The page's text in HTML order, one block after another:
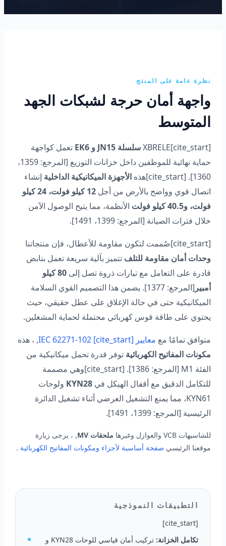
نظرة عامة على المنتج
واجهة أمان حرجة لشبكات الجهد
المتوسط
[cite_start]XBRELE سلسلة JN15 و EK6
تعمل كواجهة
حماية نهائية للموظفين داخل خزانات التوزيع [المرجع: 1359،
1360]. [cite_start]هذه
الأجهزة الميكانيكية الداخلية إنشاء
اتصال قوي وواضح بالأرض من أجل
12 كيلو فولت، 24 كيلو
فولت، و40.5 كيلو فولت
الأنظمة، مما يتيح الوصول الآمن
خلال فترات الصيانة [المرجع: 1399، 1491].
[cite_start]صُممت لتكون مقاومة للأعطال، فإن منتجاتنا
وحدات أمان مقاومة للتلف تتميز بآلية سريعة تعمل بنابض
قادرة على التعامل مع تيارات ذروة تصل إلى
80 كيلو
أمبير
[المرجع: 1377]. يضمن هذا التصميم القوي السلامة
الميكانيكية حتى في حالة الإغلاق على عطل حقيقي، حيث
يحتوي على طاقة قوس كهربائي محتملة لحماية المشغلين.
متوافق تمامًا مع معايير IEC 62271-102 [cite_start]
, ، هذه
مكونات المفاتيح الكهربائية توفر قدرة تحمل ميكانيكية من
الفئة M1 [المرجع: 1386]. [cite_start]وهي مصممة
للتكامل الدقيق مع أقفال الهيكل فيKYN28 ولوحات
KYN61، مما يمنع التشغيل العرضي أثناء تشغيل الدائرة
الرئيسية [المرجع: 1399، 1491].
للشاسيهات VCB والعوازل وغيرها ملحقات MV
, ، يرجى زيارة
موقعنا الرئيسي صفحة أساسية لأجزاء ومكونات المفاتيح الكهربائية .
التطبيقات النموذجية
[cite_start]
تكامل الخزانة:
تركيب أمان قياسي للوحات KYN28 و